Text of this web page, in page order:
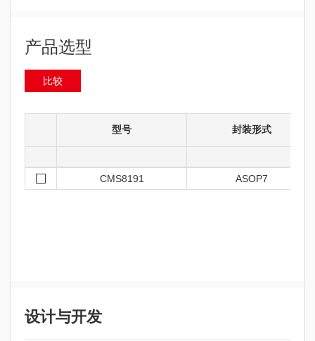
产品选型
比较
型号 封装形式
CMS8191 ASOP7
设计与开发